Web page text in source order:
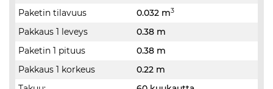
Paketin tilavuus
0.032 m3
Pakkaus 1 leveys
0.38 m
Paketin 1 pituus
0.38 m
Pakkaus 1 korkeus
0.22 m